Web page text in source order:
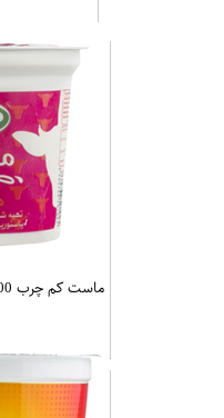
ماست کم چرب 600 گرمی صباح